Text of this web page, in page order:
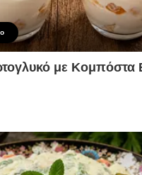
με Κομπόστα